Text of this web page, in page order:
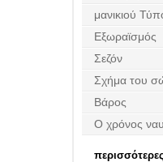
μανικιού
Εξωραϊσμός
Σεζόν
Σχήμα του
Βάρος
Ο χρόνος